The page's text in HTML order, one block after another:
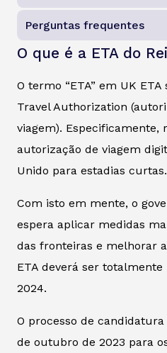
Perguntas frequentes
O que é a ETA do
O termo “ETA” em UK
Travel Authorization
viagem). Especificamente,
autorização de viagem
Unido para estadias curtas.
Com isto em mente, o
espera aplicar medidas
das fronteiras e melhorar
ETA deverá ser
2024.
O processo de
de outubro de 2023 para